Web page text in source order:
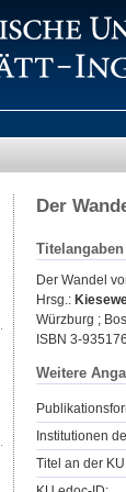
Der
Titelangaben
Der Wandel
Hrsg.:
Würzburg ;
ISBN 3-
Weitere
Institutionen
Titel an der